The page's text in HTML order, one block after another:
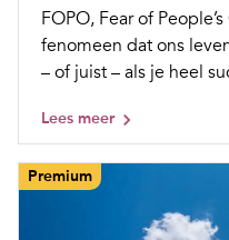
FOPO, Fear of
fenomeen dat ons
– of juist – als je heel
Lees meer
Premium